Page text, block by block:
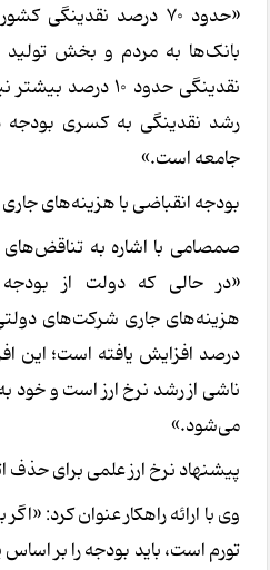
«حدود 70 درصد
بانک‌ها به مردم و بخش
نقدینگی حدود 10
رشد نقدینگی به کسری
جامعه است.»
بودجه انقباضی با هزینه‌های جاری
صمصامی با اشاره به تناقض‌های
«در حالی که دولت از
درصد افزایش یافته است؛ این
ناشی از رشد نرخ ارز است و
می‌شود.»
پیشنهاد نرخ ارز علمی برای حذف
وی با ارائه راهکار عنوان کرد:
تورم است، باید بودجه را بر